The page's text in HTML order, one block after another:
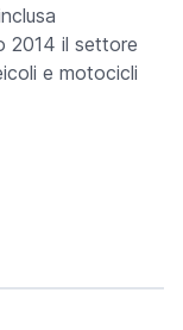
2014 il settore
e motocicli